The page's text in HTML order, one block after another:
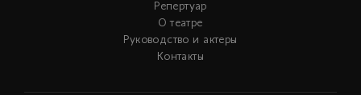
Репертуар
О театре
Руководство и актеры
Контакты